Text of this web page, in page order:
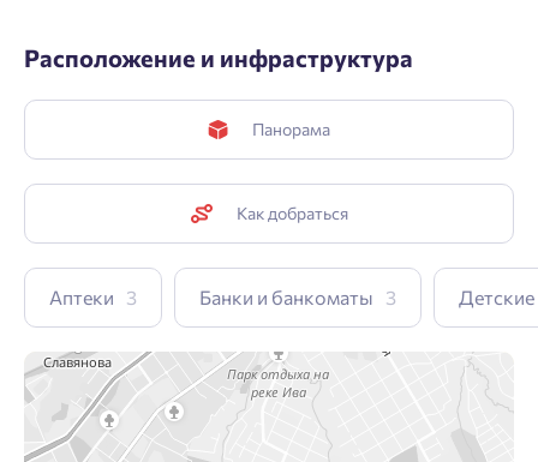
Расположение и инфраструктура
Панорама
Как добраться
Аптеки 3 Банки и банкоматы 3